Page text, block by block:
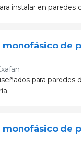
instalar en paredes
de
para paredes
de